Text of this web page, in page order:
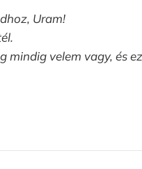
Uram!
mindig velem vagy, és